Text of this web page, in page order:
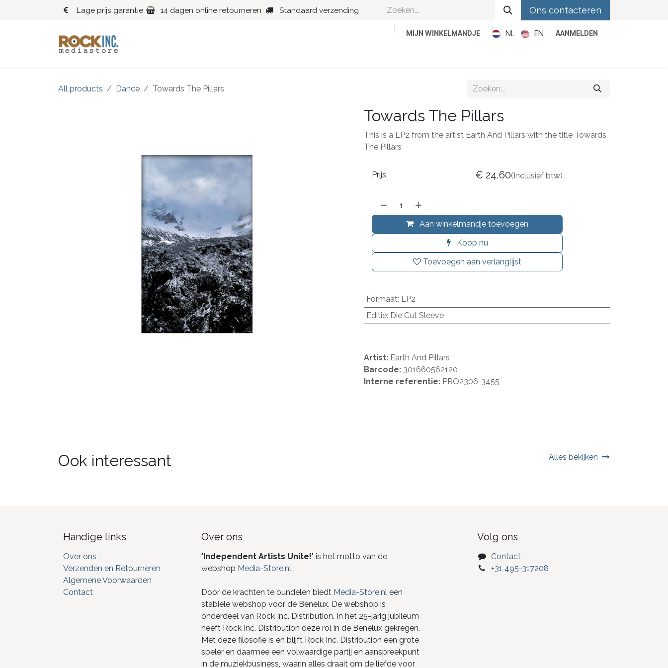
Overslaan naar inhoud
Lage prijs garantie 14 dagen online retourneren Standaard verzending Ons contacteren
MIJN WINKELMANDJE NL EN AANMELDEN
All products Dance Towards The Pillars
Towards The Pillars
This is a LP2 from the artist Earth And Pillars with the title Towards
The Pillars
Aan winkelmandje toevoegen
Koop nu
Toevoegen aan verlanglijst
Prijs € 24,60(Inclusief btw)
Formaat: LP2
Editie: Die Cut Sleeve
Artist: Earth And Pillars
Barcode: 301660562120
Interne referentie: PRO2306-3455
Ook interessant Alles bekijken
Handige links
Over ons
Verzenden en Retourneren
Algemene Voorwaarden
Contact
Over ons
"Independent Artists Unite!" is het motto van de
webshop Media-Store.nl.
Door de krachten te bundelen biedt Media-Store.nleen
stabiele webshop voor de Benelux. De webshop is
onderdeel van Rock Inc. Distribution. In het 25-jarig jubileum
heeft Rock Inc. Distribution deze rol in de Benelux gekregen.
Met deze filosofie is en blijft Rock Inc. Distribution een grote
speler en daarmee een volwaardige partij en aanspreekpunt
in de muziekbusiness, waarin alles draait om de liefde voor
Volg ons
Contact
+31 495-317208